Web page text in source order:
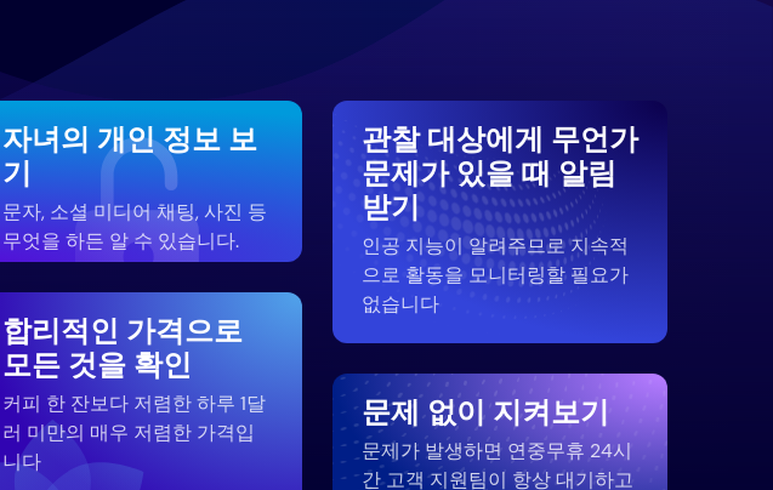
자녀의 개인 정보 보
기
문자, 소셜 미디어 채팅, 사진 등
무엇을 하든 알 수 있습니다.
합리적인 가격으로
모든 것을 확인
커피 한 잔보다 저렴한 하루 1달
러 미만의 매우 저렴한 가격입
니다
관찰 대상에게 무언가
문제가 있을 때 알림
받기
인공 지능이 알려주므로 지속적
으로 활동을 모니터링할 필요가
없습니다
문제 없이 지켜보기
문제가 발생하면 연중무휴 24시
간 고객 지원팀이 항상 대기하고